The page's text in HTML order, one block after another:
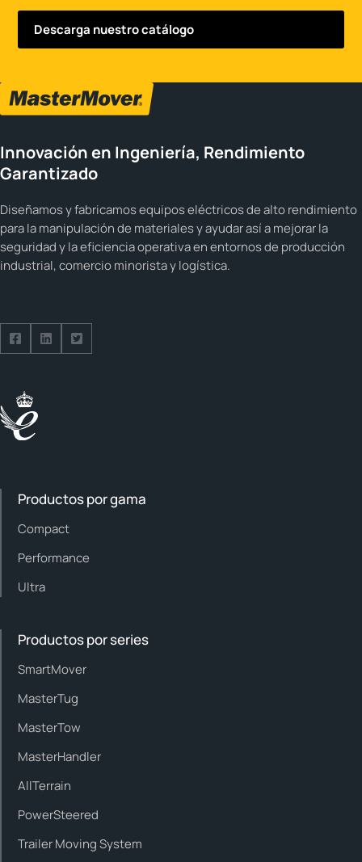
Innovación en Ingeniería, Rendimiento
Garantizado
Diseñamos y fabricamos equipos eléctricos de alto rendimiento
para la manipulación de materiales y ayudar así a mejorar la
seguridad y la eficiencia operativa en entornos de producción
industrial, comercio minorista y logística.
Síguenos en Facebook
Síguenos en LinkedIn
Síguenos en Twitter
Productos por gama
Compact
Performance
Ultra
Productos por series
SmartMover
MasterTug
MasterTow
MasterHandler
AllTerrain
PowerSteered
Trailer Moving System